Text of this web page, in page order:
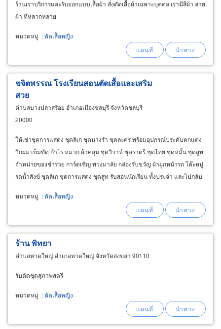
ร้านเราบริการและรับออกแบบเสื้อผ้า สั่งตัดเสื้อผ้าเฉพาะบุคคล เรามีสีผ้า ลาย
ผ้า ที่หลากหลาย
หมวดหมู่ :ตัดเสื้อหญิง
ขจิตพรรณ โรงเรียนสอนตัดเสื้อและเสริม
สวย
ตำบลบางปลาสร้อย อำเภอเมืองชลบุรี จังหวัดชลบุรี
20000
ให้เช่าชุดการแสดง ชุดลิเก ชุดนางรำ ชุดละคร พร้อมอุปกรณ์ประดับตกแต่ง
วิกผม เข็มขัด กำไร หมวก ผ้าคลุม ชุดวิวาห์ ชุดราตรี ชุดไทย ชุดหมั้น ชุดสูท
จำหน่ายของชำร่วย การ์ดเชิญ พวงมาลัย กล่องรับขวัญ ผ้าผูกหน้ารถ โต๊ะหมู่
รดน้ำสังข์ ชุดลิเก ชุดการแสดง ชุดสูท รับสอนนักเรียน ทั้งประจำ และไปกลับ
หมวดหมู่ :ตัดเสื้อหญิง
ร้าน พิทยา
ตำบลหาดใหญ่ อำเภอหาดใหญ่ จังหวัดสงขลา 90110
รับตัดชุดสุภาพสตรี
หมวดหมู่ :ตัดเสื้อหญิง